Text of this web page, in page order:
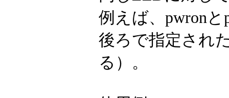
例えば、pwron
後ろで指定され
る）。